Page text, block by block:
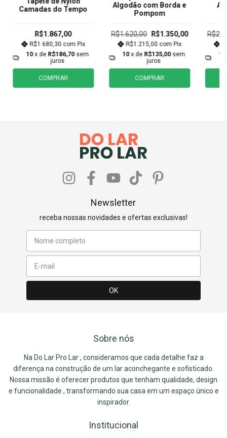
Camadas do Tempo
R$1.867,00
R$1.680,30 com Pix
10 x de R$186,70 sem
juros
COMPRAR
Algodão com Borda e
Pompom
R$1.620,00 R$1.350,00
R$1.215,00 com Pix
10 x de R$135,00 sem
juros
COMPRAR
10
Newsletter
receba nossas novidades e ofertas exclusivas!
Sobre nós
Na Do Lar Pro Lar , consideramos que cada detalhe faz a
diferença na construção de um lar aconchegante e sofisticado.
Nossa missão é oferecer produtos que tenham qualidade, design
e funcionalidade , transformando sua casa em um espaço único e
inspirador.
Institucional